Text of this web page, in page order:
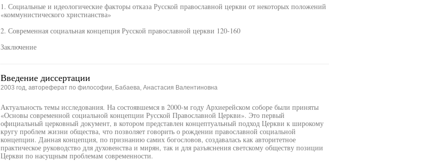
1. Социальные и идеологические факторы отказа Русской православной церкви от некоторых положений
«коммунистического христианства»
2. Современная социальная концепция Русской православной церкви 120-160
Заключение
Введение диссертации
2003 год, автореферат по философии, Бабаева, Анастасия Валентиновна
Актуальность темы исследования. На состоявшемся в 2000-м году Архиерейском соборе были приняты
«Основы современной социальной концепции Русской Православной Церкви». Это первый
официальный церковный документ, в котором представлен концептуальный подход Церкви к широкому
кругу проблем жизни общества, что позволяет говорить о рождении православной социальной
концепции. Данная концепция, по признанию самих богословов, создавалась как авторитетное
практическое руководство для духовенства и мирян, так и для разъяснения светскому обществу позиции
Церкви по насущным проблемам современности.